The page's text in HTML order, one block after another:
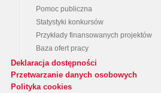
Pomoc publiczna
Statystyki konkursów
Przykłady finansowanych projektów
Baza ofert pracy
Deklaracja dostępności
Przetwarzanie danych osobowych
Polityka cookies